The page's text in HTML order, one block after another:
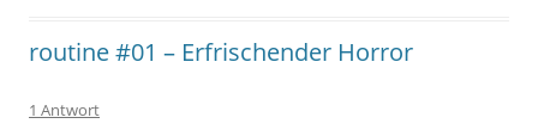
routine #01 – Erfrischender Horror
1 Antwort